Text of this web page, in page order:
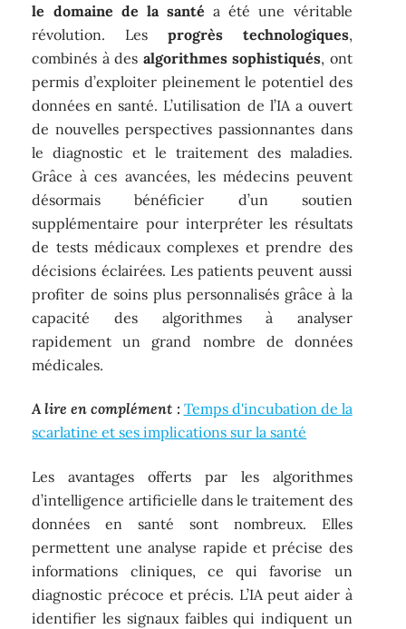
le domaine de la santé a été une véritable
révolution. Les progrès technologiques,
combinés à des algorithmes sophistiqués, ont
permis d’exploiter pleinement le potentiel des
données en santé. L’utilisation de l’IA a ouvert
de nouvelles perspectives passionnantes dans
le diagnostic et le traitement des maladies.
Grâce à ces avancées, les médecins peuvent
désormais bénéficier d’un soutien
supplémentaire pour interpréter les résultats
de tests médicaux complexes et prendre des
décisions éclairées. Les patients peuvent aussi
profiter de soins plus personnalisés grâce à la
capacité des algorithmes à analyser
rapidement un grand nombre de données
médicales.
A lire en complément : Temps d'incubation de la
scarlatine et ses implications sur la santé
Les avantages offerts par les algorithmes
d’intelligence artificielle dans le traitement des
données en santé sont nombreux. Elles
permettent une analyse rapide et précise des
informations cliniques, ce qui favorise un
diagnostic précoce et précis. L’IA peut aider à
identifier les signaux faibles qui indiquent un